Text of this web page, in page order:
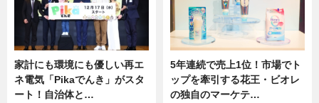
家計にも環境にも優しい再エ
ネ電気「Pikaでんき」がスタ
ート！自治体と…
5年連続で売上1位！市場でト
ップを牽引する花王・ビオレ
の独自のマーケテ…